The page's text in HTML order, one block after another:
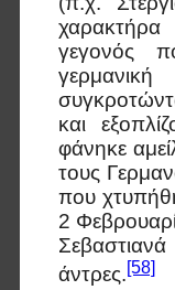
γεγονός
και
φάνηκε
τους
που
2
άντρες.[58]